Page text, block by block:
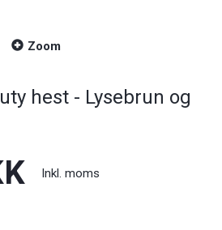
Zoom
hest - Lysebrun og
Inkl. moms